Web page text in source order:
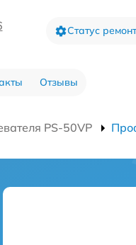
Статус
Отзывы
PS-50VP